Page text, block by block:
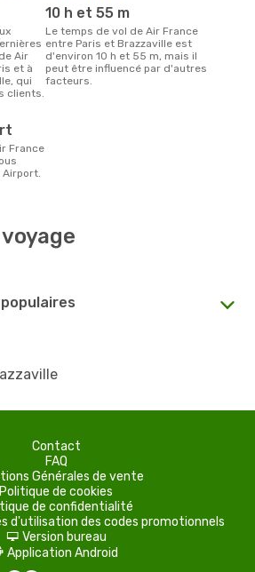
Air
et à
qui
clients.
10 h et 55 m
Le temps de vol de Air France
entre Paris et Brazzaville est
d'environ 10 h et 55 m, mais il
peut être influencé par d'autres
facteurs.
Airport.
Contact
FAQ
Générales de vente
Politique de cookies
de confidentialité
d'utilisation des codes promotionnels
d Version bureau
Application Android